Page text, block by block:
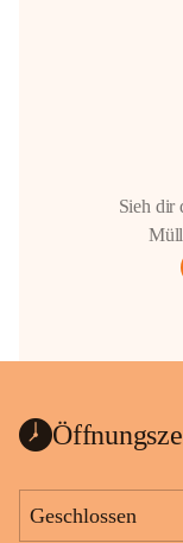
Sieh dir
Geschlossen